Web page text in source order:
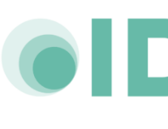
content